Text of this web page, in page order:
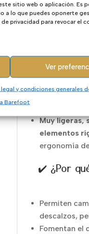
sitio web o aplicación. Es
a lo que puedes oponerte
privacidad para revocar el
Ver
legal y condiciones generales
Barefoot
que protege
Exterior e
,
incluso en
Materiales
y el confort
garantiza
Muy ligeras,
elementos
ergonomía
✔️ ¿Por
Permiten
descalzos,
Fomentan el